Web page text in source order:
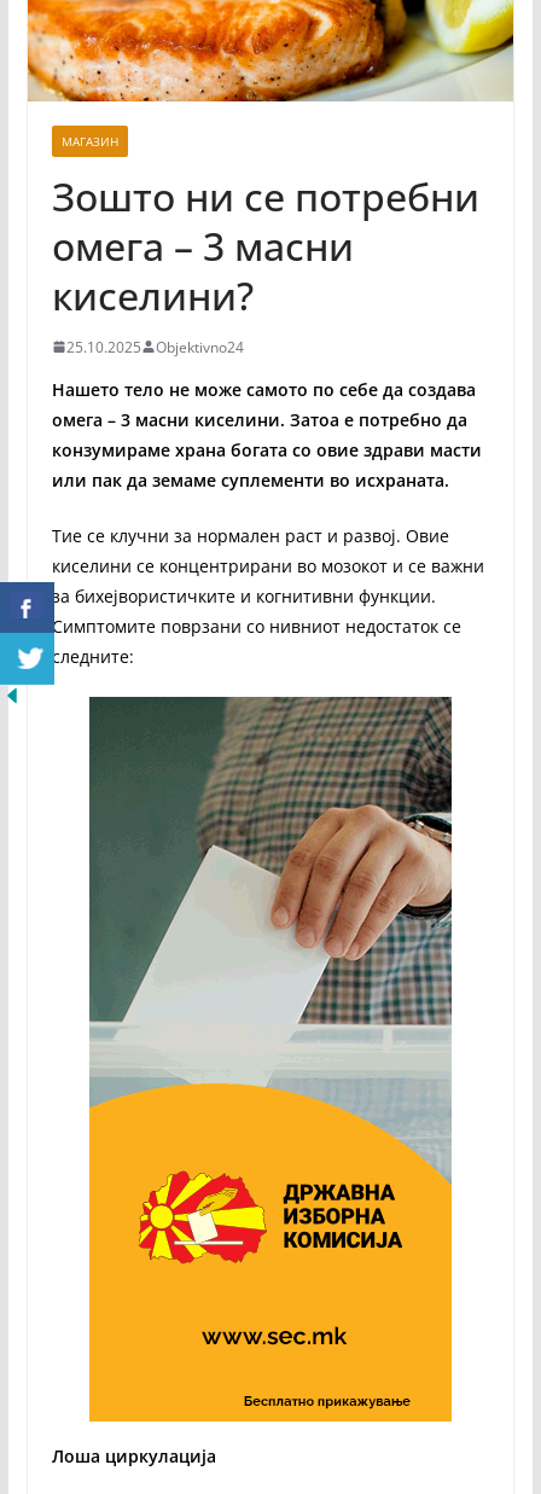
МАГАЗИН
Зошто ни се потребни
омега – 3 масни
киселини?
25.10.2025 Objektivno24
Нашето тело не може самото по себе да создава
омега – 3 масни киселини. Затоа е потребно да
конзумираме храна богата со овие здрави масти
или пак да земаме суплементи во исхраната.
Тие се клучни за нормален раст и развој. Овие
киселини се концентрирани во мозокот и се важни
за бихејвористичките и когнитивни функции.
Симптомите поврзани со нивниот недостаток се
следните:
Лоша циркулација